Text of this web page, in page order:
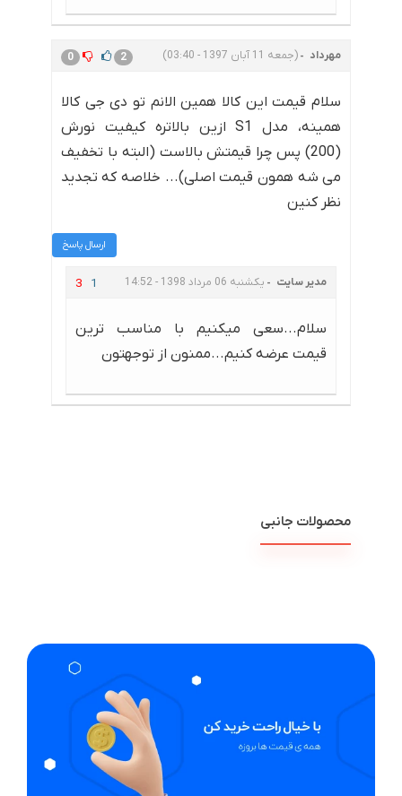
مهرداد (جمعه 11 آبان 1397 - 03:40) 0 2
سلام قیمت این کالا همین الانم تو دی جی کالا
همینه، مدل S1 ازین بالاتره کیفیت نورش
(200) پس چرا قیمتش بالاست (البته با تخفیف
می شه همون قیمت اصلی)... خلاصه که تجدید
نظر کنین
ارسال پاسخ
مدیر سایت یکشنبه 06 مرداد 1398 - 14:52 3 1
سلام...سعی میکنیم با مناسب ترین
قیمت عرضه کنیم...ممنون از توجهتون
محصولات جانبی